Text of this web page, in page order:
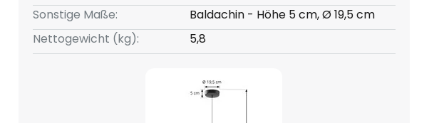
Sonstige Maße:
Baldachin - Höhe 5 cm, Ø 19,5 cm
Nettogewicht (kg):
5,8